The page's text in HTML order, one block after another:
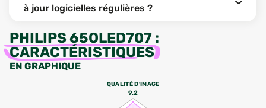
à jour logicielles régulières ?
PHILIPS 65OLED707 :
CARACTÉRISTIQUES
EN GRAPHIQUE
QUALITÉ D'IMAGE
9.2